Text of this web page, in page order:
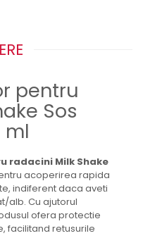
pentru
Sos
ml
radacini Milk Shake
acoperirea rapida
indiferent daca aveti
alb. Cu ajutorul
ofera protectie
facilitand retusurile